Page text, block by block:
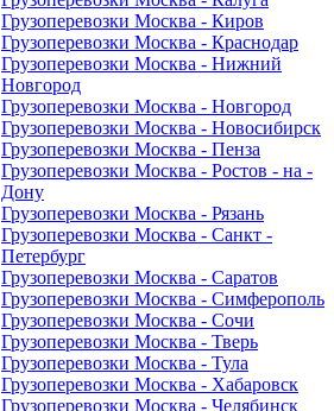
Грузоперевозки Москва - Киров
Грузоперевозки Москва - Краснодар
Грузоперевозки Москва - Нижний
Новгород
Грузоперевозки Москва - Новгород
Грузоперевозки Москва - Новосибирск
Грузоперевозки Москва - Пенза
Грузоперевозки Москва - Ростов - на -
Дону
Грузоперевозки Москва - Рязань
Грузоперевозки Москва - Санкт -
Петербург
Грузоперевозки Москва - Саратов
Грузоперевозки Москва - Симферополь
Грузоперевозки Москва - Сочи
Грузоперевозки Москва - Тверь
Грузоперевозки Москва - Тула
Грузоперевозки Москва - Хабаровск
Грузоперевозки Москва - Челябинск